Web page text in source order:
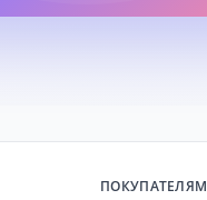
ПОКУПАТЕЛЯМ